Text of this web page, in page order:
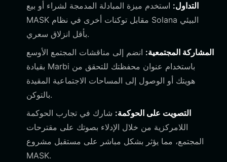
التداول: استخدم ميزة المبادلة المدمجة لشراء أو بيع
MASK مقابل توكنات أخرى في نظام Solana البيئي
بأقل انزلاق سعري.
المشاركة المجتمعية: انضم إلى مناقشات المجتمع الأوسع
بقيادة Marbi باستخدام عنوان محفظتك للتحقق من
هويتك أو الوصول إلى المساحات الاجتماعية المقيدة
بالتوكن.
التصويت على الحوكمة: شارك في تجارب الحوكمة
اللامركزية من خلال الإدلاء بصوتك على مقترحات
المجتمع، مما يؤثر بشكل مباشر على مستقبل مشروع
MASK.